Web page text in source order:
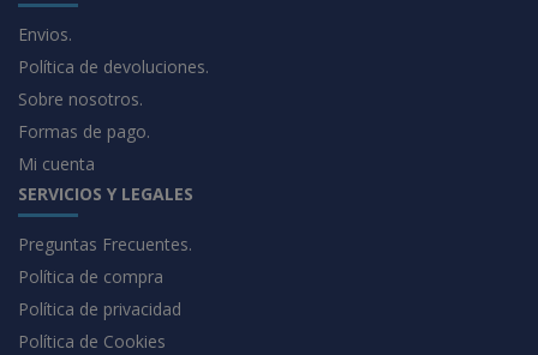
Envios.
Política de devoluciones.
Sobre nosotros.
Formas de pago.
Mi cuenta
SERVICIOS Y LEGALES
Preguntas Frecuentes.
Política de compra
Política de privacidad
Política de Cookies